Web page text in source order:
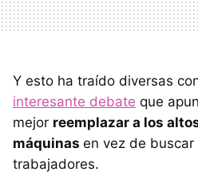
Y esto ha traído diversas
interesante debate que
mejor reemplazar a los
máquinas en vez de buscar
trabajadores.